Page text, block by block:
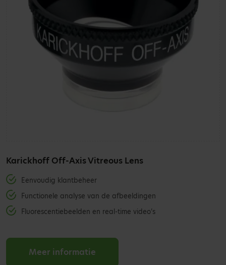
Karickhoff Off-Axis Vitreous Lens
Eenvoudig klantbeheer
Functionele analyse van de afbeeldingen
Fluorescentiebeelden en real-time video’s
Meer informatie